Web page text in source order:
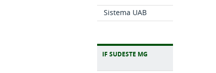
Sistema UAB
IF SUDESTE MG